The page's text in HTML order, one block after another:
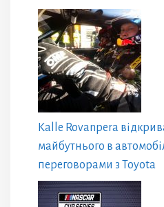
Kalle Rovanpera
майбутнього в
переговорами з Toyota